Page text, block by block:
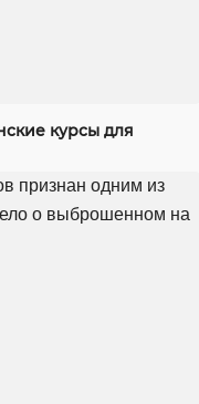
курсы для